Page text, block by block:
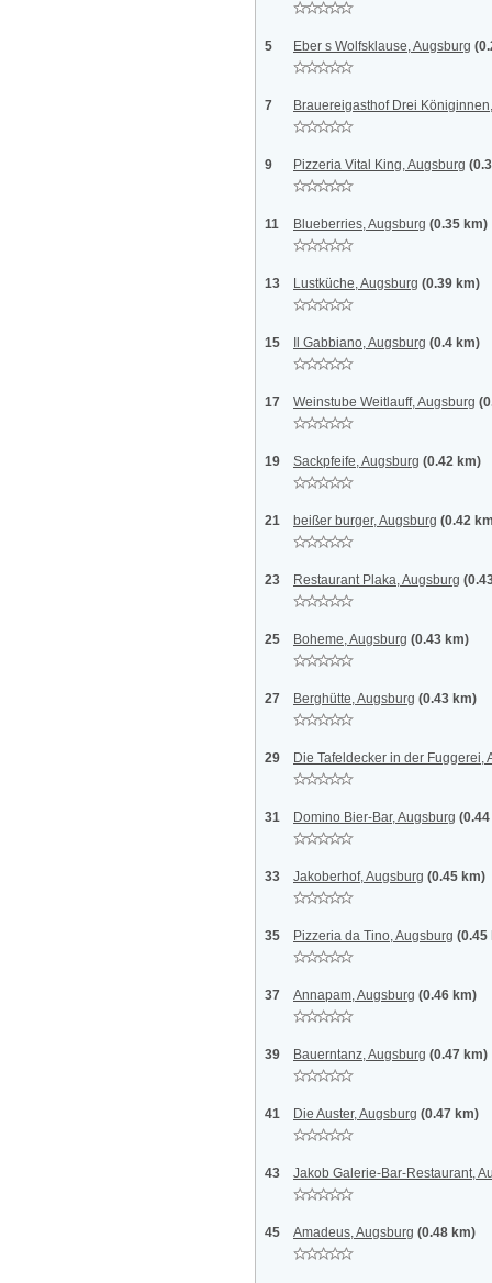
5 Eber s Wolfsklause, Augsburg
7 Brauereigasthof Drei
9 Pizzeria Vital King, Augsburg
11 Blueberries, Augsburg (0.35 km)
13 Lustküche, Augsburg (0.39 km)
15 Il Gabbiano, Augsburg (0.4 km)
17 Weinstube Weitlauff, Augsburg
19 Sackpfeife, Augsburg (0.42 km)
21 beißer burger, Augsburg (0.42
23 Restaurant Plaka, Augsburg
25 Boheme, Augsburg (0.43 km)
27 Berghütte, Augsburg (0.43 km)
29 Die Tafeldecker in der Fuggerei,
31 Domino Bier-Bar, Augsburg
33 Jakoberhof, Augsburg (0.45 km)
35 Pizzeria da Tino, Augsburg (0.45
37 Annapam, Augsburg (0.46 km)
39 Bauerntanz, Augsburg (0.47 km)
41 Die Auster, Augsburg (0.47 km)
43 Jakob Galerie-Bar-Restaurant,
45 Amadeus, Augsburg (0.48 km)